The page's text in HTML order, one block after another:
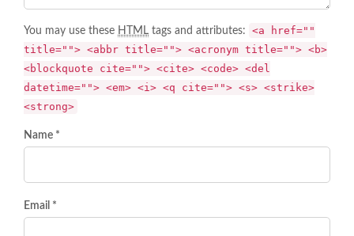
You may use these HTML tags and attributes:
<a href=""
title=""> <abbr title=""> <acronym title=""> <b>
<blockquote cite=""> <cite> <code> <del
datetime=""> <em> <i> <q cite=""> <s> <strike>
<strong>
Name *
Email *